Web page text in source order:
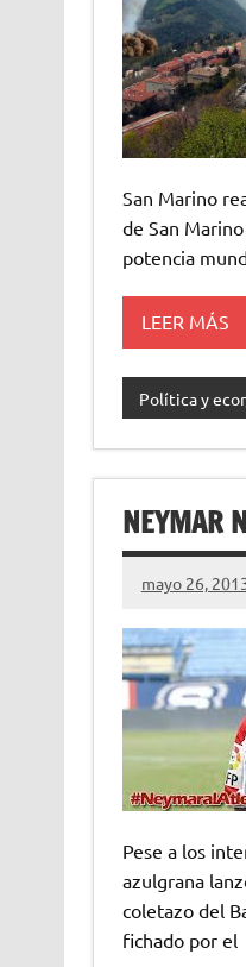
San Marino
de San
potencia
LEER MÁS
Política y
NEYMAR
mayo 26,
Pese a los
azulgrana
coletazo del
fichado por el